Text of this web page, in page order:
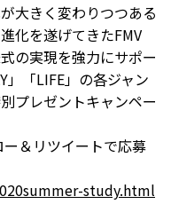
大きく変わりつつある
化を遂げてきたFMV
の実現を強力にサポー
」「LIFE」の各ジャン
プレゼントキャンペー
＆リツイートで応募
study.html